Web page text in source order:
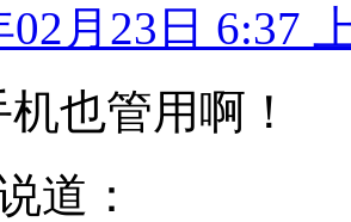
02月23日 6:37
也管用啊！
道：